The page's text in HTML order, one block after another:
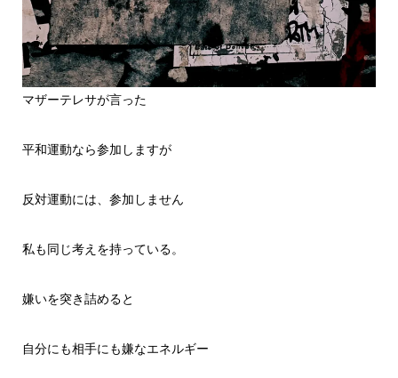
マザーテレサが言った
平和運動なら参加しますが
反対運動には、参加しません
私も同じ考えを持っている。
嫌いを突き詰めると
自分にも相手にも嫌なエネルギー